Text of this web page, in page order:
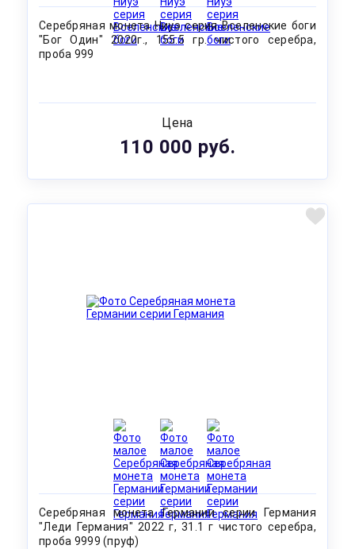
Серебряная монета Ниуэ серия Вселенские боги
"Бог Один" 2020г., 155.5 гр. чистого серебра,
проба 999
Цена
110 000 руб.
Серебряная монета Германии серии Германия
"Леди Германия" 2022 г, 31.1 г чистого серебра,
проба 9999 (пруф)